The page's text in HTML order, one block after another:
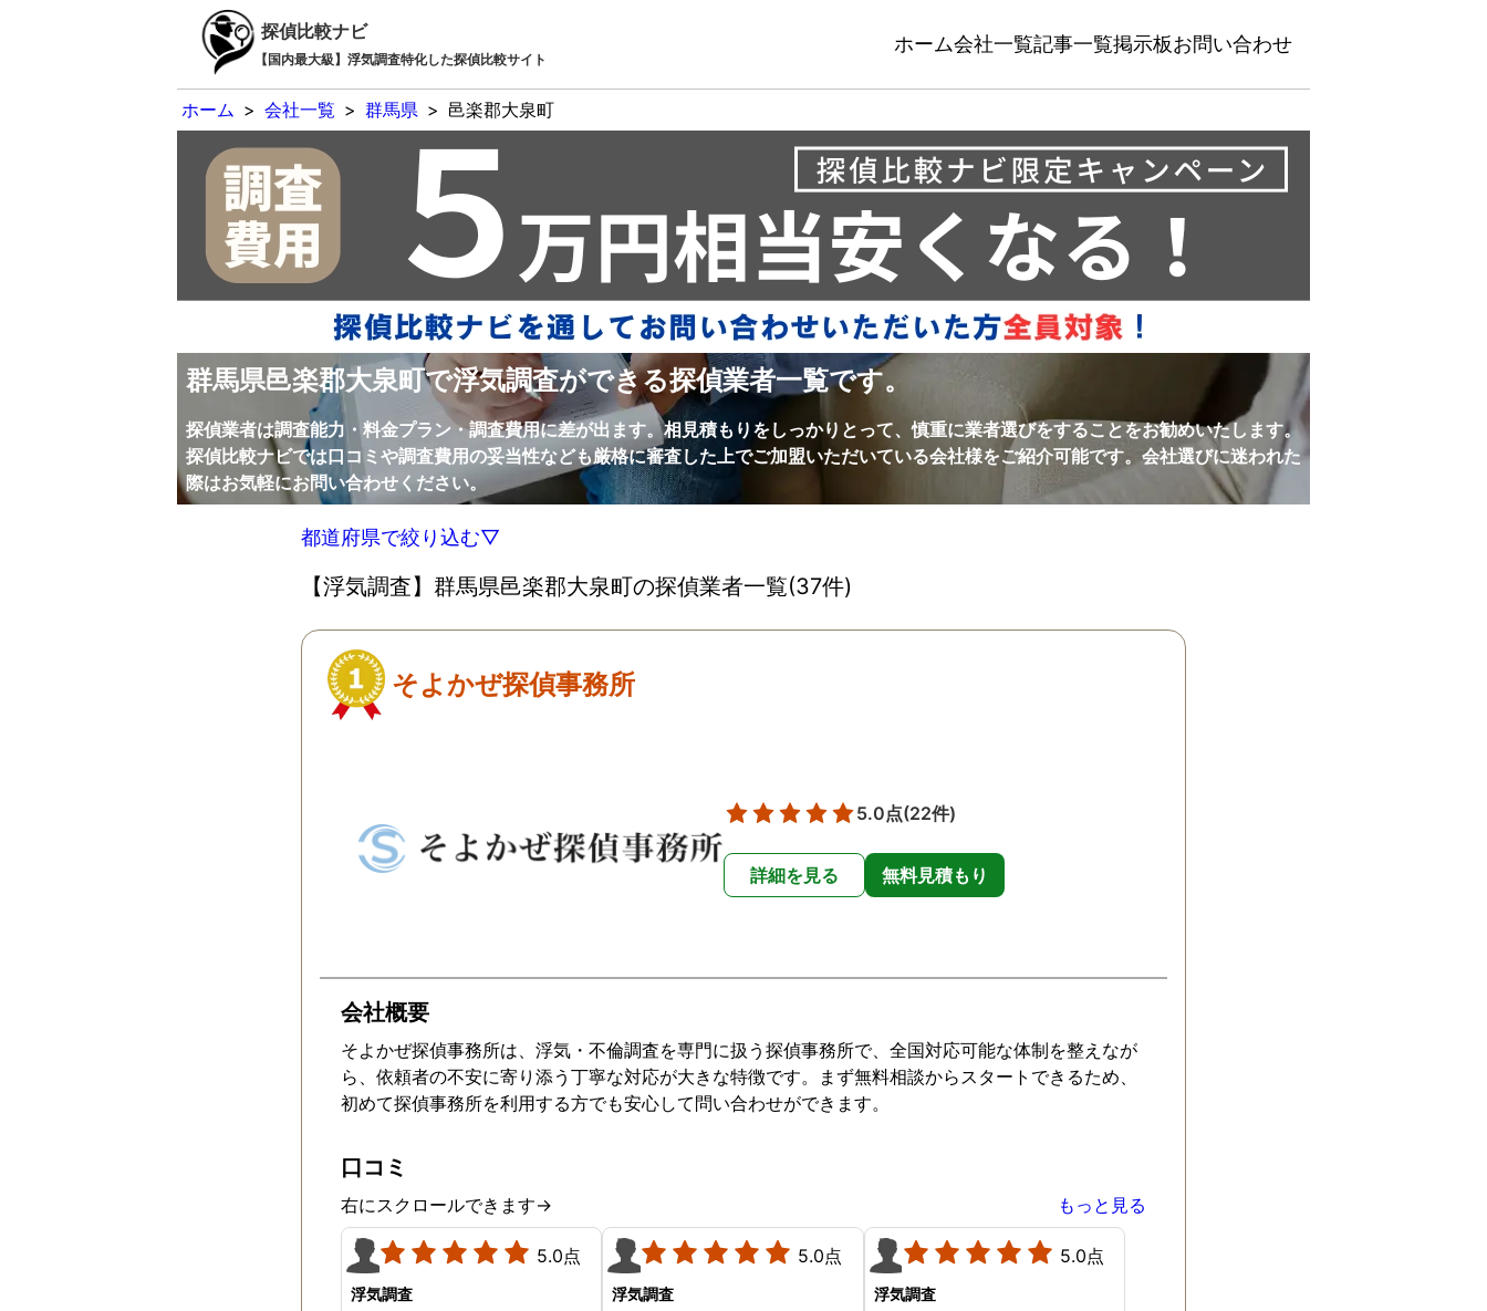
探偵比較ナビ
【国内最大級】浮気調査特化した探偵比較サイト
ホーム会社一覧記事一覧掲示板お問い合わせ
ホーム > 会社一覧 > 群馬県 > 邑楽郡大泉町
群馬県邑楽郡大泉町で浮気調査ができる探偵業者一覧です。
探偵業者は調査能力・料金プラン・調査費用に差が出ます。相見積もりをしっかりとって、慎重に業者選びをすることをお勧めいたします。
探偵比較ナビでは口コミや調査費用の妥当性なども厳格に審査した上でご加盟いただいている会社様をご紹介可能です。会社選びに迷われた
際はお気軽にお問い合わせください。
都道府県で絞り込む▽
【浮気調査】群馬県邑楽郡大泉町の探偵業者一覧(37件)
そよかぜ探偵事務所
5.0点(22件)
詳細を見る 無料見積もり
会社概要
そよかぜ探偵事務所は、浮気・不倫調査を専門に扱う探偵事務所で、全国対応可能な体制を整えなが
ら、依頼者の不安に寄り添う丁寧な対応が大きな特徴です。まず無料相談からスタートできるため、
初めて探偵事務所を利用する方でも安心して問い合わせができます。
口コミ
右にスクロールできます→ もっと見る
5.0点
浮気調査
5.0点
浮気調査
5.0点
浮気調査